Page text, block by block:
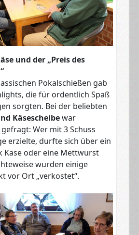
und der „Preis des
Pokalschießen gab
die für ordentlich Spaß
sorgten. Bei der beliebten
Käsescheibewar
Wer mit 3 Schuss
erzielte, durfte sich über ein
Käse oder eine Mettwurst
wurden einige
vor Ort „verkostet“.